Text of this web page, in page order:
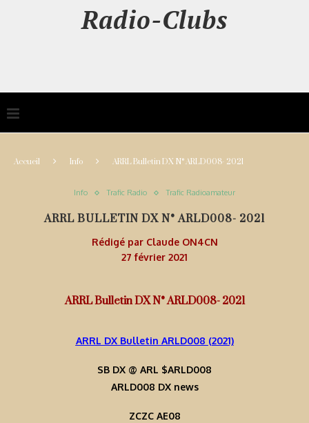
Radio-Clubs
Accueil Info ARRL Bulletin DX N° ARLD008- 2021
Info Trafic Radio Trafic Radioamateur
ARRL BULLETIN DX N° ARLD008- 2021
Rédigé par Claude ON4CN
27 février 2021
ARRL Bulletin DX N° ARLD008- 2021
ARRL DX Bulletin ARLD008 (2021)
SB DX @ ARL $ARLD008
ARLD008 DX news
ZCZC AE08